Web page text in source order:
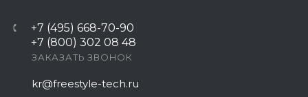
+7 (495) 668-70-90
+7 (800) 302 08 48
ЗАКАЗАТЬ ЗВОНОК
kr@freestyle-tech.ru